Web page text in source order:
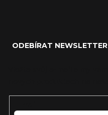
ODEBÍRAT NEWSLETTER